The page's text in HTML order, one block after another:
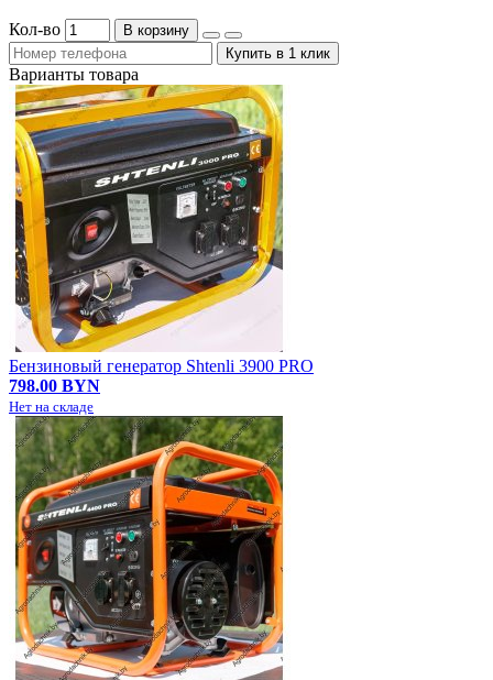
Кол-во
В корзину
Купить в 1 клик
Варианты товара
Бензиновый генератор Shtenli 3900 PRO
798.00 BYN
Нет на складе